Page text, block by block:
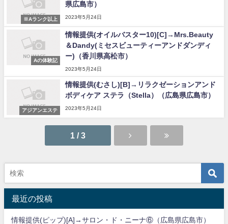
※Aランク以上
県広島市）
2023年5月24日
Aの体験記
情報提供(オイルバスター10)[C]→Mrs.Beauty
＆Dandy(ミセスビューティーアンドダンディ
ー)（香川県高松市）
2023年5月24日
アジアンエステ
情報提供(むさし)[B]→リラクゼーションアンド
ボディケア ステラ（Stella）（広島県広島市）
2023年5月24日
1 / 3
最近の投稿
情報提供(ピップ)[A]→サロン・ド・ニーナ⑥（広島県広島市）